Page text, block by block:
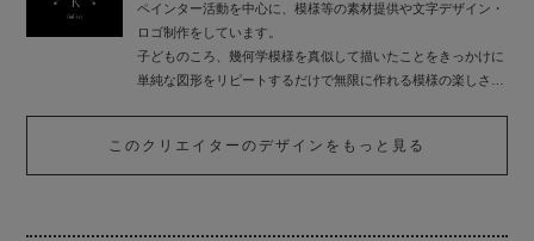
ペインター活動を中心に、模様等の素材提供や文字デザイン・
ロゴ制作をしています。
子どものころ、幾何学模様を真似して描いたことをきっかけに
単純な図形をリピートするだけで無限に作れる模様の楽しさに
ち込んでいます。
模様は、インテリア・服・街中など様々な所にある、一番身近
このクリエイターのデザインをもっと見る